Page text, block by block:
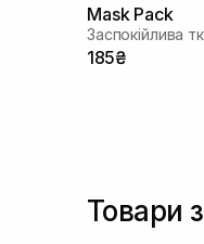
Mask Pack
185₴
Товари